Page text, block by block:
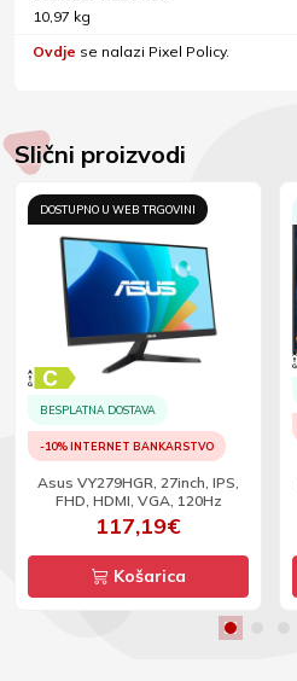
10,97 kg
Ovdje se nalazi Pixel Policy.
Slični proizvodi
DOSTUPNO U WEB TRGOVINI
BESPLATNA DOSTAVA
-10% INTERNET BANKARSTVO
Asus VY279HGR, 27inch, IPS,
FHD, HDMI, VGA, 120Hz
117,19€
Košarica